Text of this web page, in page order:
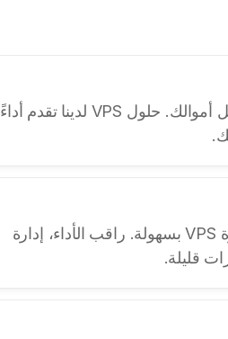
احصل على قيمة أكبر مقابل أموالك. حلول VPS لدينا تقدم أداءً
تتيح لك منصتنا البديهية إدارة VPS بسهولة. راقب الأداء، إدارة
قليلة.